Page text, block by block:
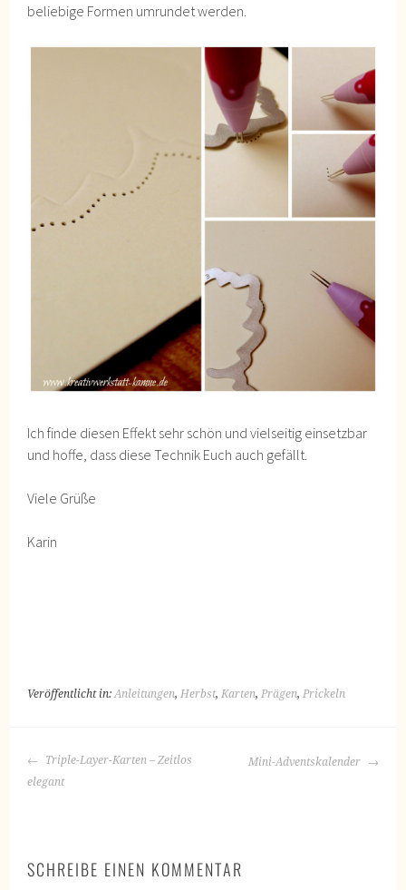
beliebige Formen umrundet werden.
Ich finde diesen Effekt sehr schön und vielseitig einsetzbar
und hoffe, dass diese Technik Euch auch gefällt.
Viele Grüße
Karin
Veröffentlicht in:Anleitungen,Herbst,Karten,Prägen,Prickeln
BEITRAGS-
NAVIGATION
Triple-Layer-Karten – Zeitlos
elegant
Mini-Adventskalender
SCHREIBE EINEN KOMMENTAR